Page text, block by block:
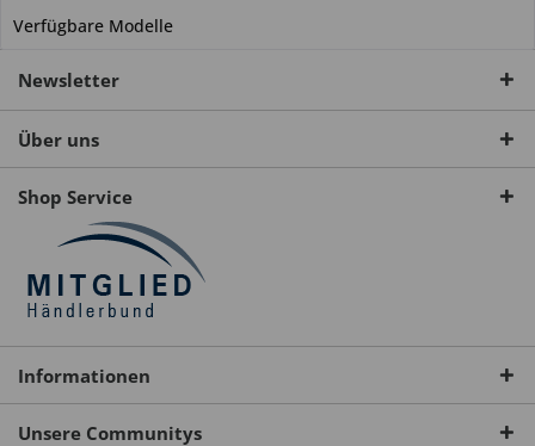
Verfügbare Modelle
Newsletter
Über uns
Shop Service
Informationen
Unsere Communitys